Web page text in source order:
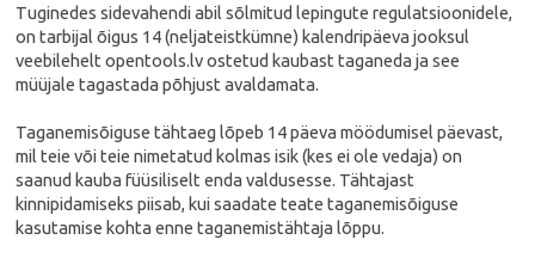
Tuginedes sidevahendi abil sõlmitud lepingute regulatsioonidele,
on tarbijal õigus 14 (neljateistkümne) kalendripäeva jooksul
veebilehelt opentools.lv ostetud kaubast taganeda ja see
müüjale tagastada põhjust avaldamata.
Taganemisõiguse tähtaeg lõpeb 14 päeva möödumisel päevast,
mil teie või teie nimetatud kolmas isik (kes ei ole vedaja) on
saanud kauba füüsiliselt enda valdusesse. Tähtajast
kinnipidamiseks piisab, kui saadate teate taganemisõiguse
kasutamise kohta enne taganemistähtaja lõppu.